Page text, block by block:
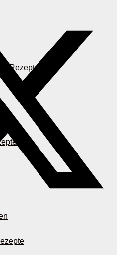
Rezepte